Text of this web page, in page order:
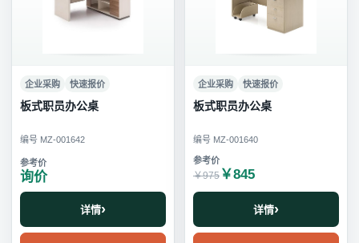
企业采购 快速报价
板式职员办公桌
编号 MZ-001642
询价
详情
企业采购 快速报价
板式职员办公桌
编号 MZ-001640
￥975 ￥845
详情